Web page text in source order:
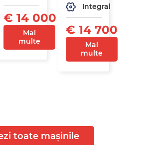
€ 14 000
Mai
multe
Integral
€ 14 700
Mai
multe
toate mașinile